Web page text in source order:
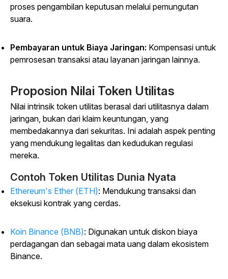
proses pengambilan keputusan melalui pemungutan
suara.
Pembayaran untuk Biaya Jaringan: Kompensasi untuk
pemrosesan transaksi atau layanan jaringan lainnya.
Proposion Nilai Token Utilitas
Nilai intrinsik token utilitas berasal dari utilitasnya dalam
jaringan, bukan dari klaim keuntungan, yang
membedakannya dari sekuritas. Ini adalah aspek penting
yang mendukung legalitas dan kedudukan regulasi
mereka.
Contoh Token Utilitas Dunia Nyata
Ethereum's Ether (ETH): Mendukung transaksi dan
eksekusi kontrak yang cerdas.
Koin Binance (BNB): Digunakan untuk diskon biaya
perdagangan dan sebagai mata uang dalam ekosistem
Binance.